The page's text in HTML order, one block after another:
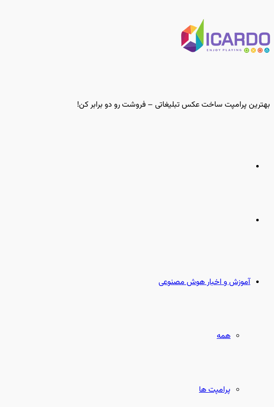
برای
بهترین پرامپت ساخت عکس تبلیغاتی – فروشت رو دو برابر کن!
آموزش و اخبار هوش مصنوعی
همه
پرامپت ها